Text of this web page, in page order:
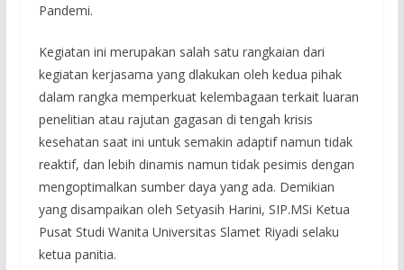
Pandemi.
Kegiatan ini merupakan salah satu rangkaian dari
kegiatan kerjasama yang dlakukan oleh kedua pihak
dalam rangka memperkuat kelembagaan terkait luaran
penelitian atau rajutan gagasan di tengah krisis
kesehatan saat ini untuk semakin adaptif namun tidak
reaktif, dan lebih dinamis namun tidak pesimis dengan
mengoptimalkan sumber daya yang ada. Demikian
yang disampaikan oleh Setyasih Harini, SIP.MSi Ketua
Pusat Studi Wanita Universitas Slamet Riyadi selaku
ketua panitia.